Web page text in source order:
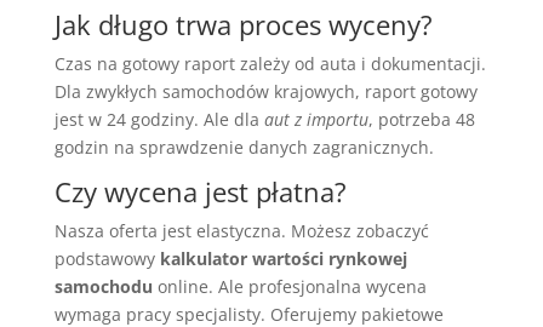
Jak długo trwa proces wyceny?
Czas na gotowy raport zależy od auta i dokumentacji.
Dla zwykłych samochodów krajowych, raport gotowy
jest w 24 godziny. Ale dla aut z importu, potrzeba 48
godzin na sprawdzenie danych zagranicznych.
Czy wycena jest płatna?
Nasza oferta jest elastyczna. Możesz zobaczyć
podstawowy kalkulator wartości rynkowej
samochodu online. Ale profesjonalna wycena
wymaga pracy specjalisty. Oferujemy pakietowe